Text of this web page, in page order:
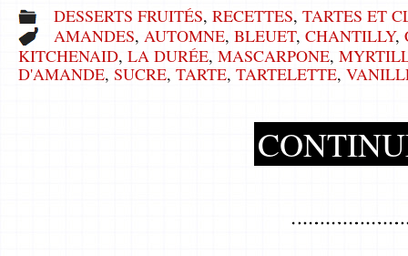
DESSERTS FRUITÉS, RECETTES, TARTES ET
AMANDES, AUTOMNE, BLEUET, CHANTILLY,
KITCHENAID, LA DURÉE, MASCARPONE,
D'AMANDE, SUCRE, TARTE, TARTELETTE,